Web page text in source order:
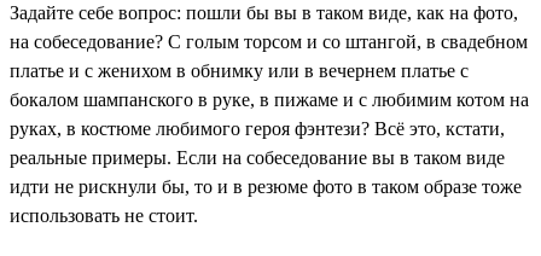
Задайте себе вопрос: пошли бы вы в таком виде, как на фото,
на собеседование? С голым торсом и со штангой, в свадебном
платье и с женихом в обнимку или в вечернем платье с
бокалом шампанского в руке, в пижаме и с любимим котом на
руках, в костюме любимого героя фэнтези? Всё это, кстати,
реальные примеры. Если на собеседование вы в таком виде
идти не рискнули бы, то и в резюме фото в таком образе тоже
использовать не стоит.